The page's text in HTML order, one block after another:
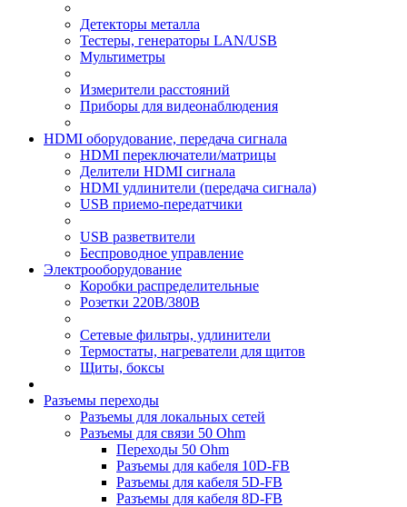
Детекторы металла
Тестеры, генераторы LAN/USB
Мультиметры
Измерители расстояний
Приборы для видеонаблюдения
HDMI оборудование, передача сигнала
HDMI переключатели/матрицы
Делители HDMI сигнала
HDMI удлинители (передача сигнала)
USB приемо-передатчики
USB разветвители
Беспроводное управление
Электрооборудование
Коробки распределительные
Розетки 220В/380В
Сетевые фильтры, удлинители
Термостаты, нагреватели для щитов
Щиты, боксы
Разъемы переходы
Разъемы для локальных сетей
Разъемы для связи 50 Ohm
Переходы 50 Ohm
Разъемы для кабеля 10D-FB
Разъемы для кабеля 5D-FB
Разъемы для кабеля 8D-FB